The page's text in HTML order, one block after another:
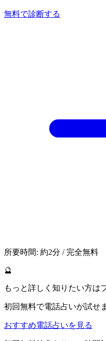
無料で診断する
所要時間: 約2分 / 完全無料
🔮
もっと詳しく知りたい方は
初回無料で電話占いが試せ
おすすめ電話占いを見る